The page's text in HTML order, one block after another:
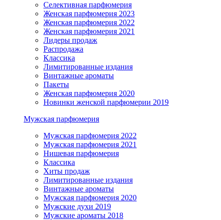
Селективная парфюмерия
Женская парфюмерия 2023
Женская парфюмерия 2022
Женская парфюмерия 2021
Лидеры продаж
Распродажа
Классика
Лимитированные издания
Винтажные ароматы
Пакеты
Женская парфюмерия 2020
Новинки женской парфюмерии 2019
Мужская парфюмерия
Мужская парфюмерия 2022
Мужская парфюмерия 2021
Нишевая парфюмерия
Классика
Хиты продаж
Лимитированные издания
Винтажные ароматы
Мужская парфюмерия 2020
Мужские духи 2019
Мужские ароматы 2018